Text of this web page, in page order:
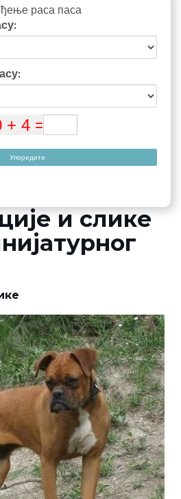
раса паса
Упоредите
и слике